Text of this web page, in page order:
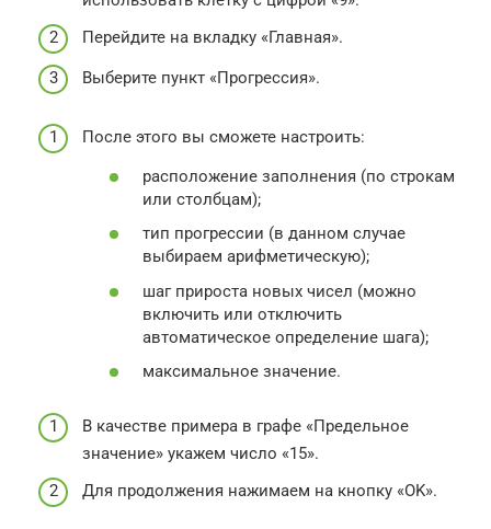
Перейдите на вкладку «Главная».
Выберите пункт «Прогрессия».
После этого вы сможете настроить:
расположение заполнения (по строкам
или столбцам);
тип прогрессии (в данном случае
выбираем арифметическую);
шаг прироста новых чисел (можно
включить или отключить
автоматическое определение шага);
максимальное значение.
В качестве примера в графе «Предельное
значение» укажем число «15».
Для продолжения нажимаем на кнопку «OK».